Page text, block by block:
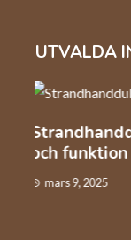
UTVALDA
industrin
januari 22, 2025